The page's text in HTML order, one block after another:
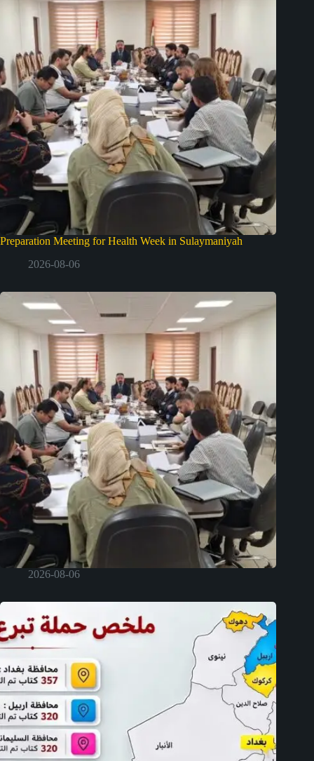
Preparation Meeting for Health Week in Sulaymaniyah
2026-08-06
2026-08-06